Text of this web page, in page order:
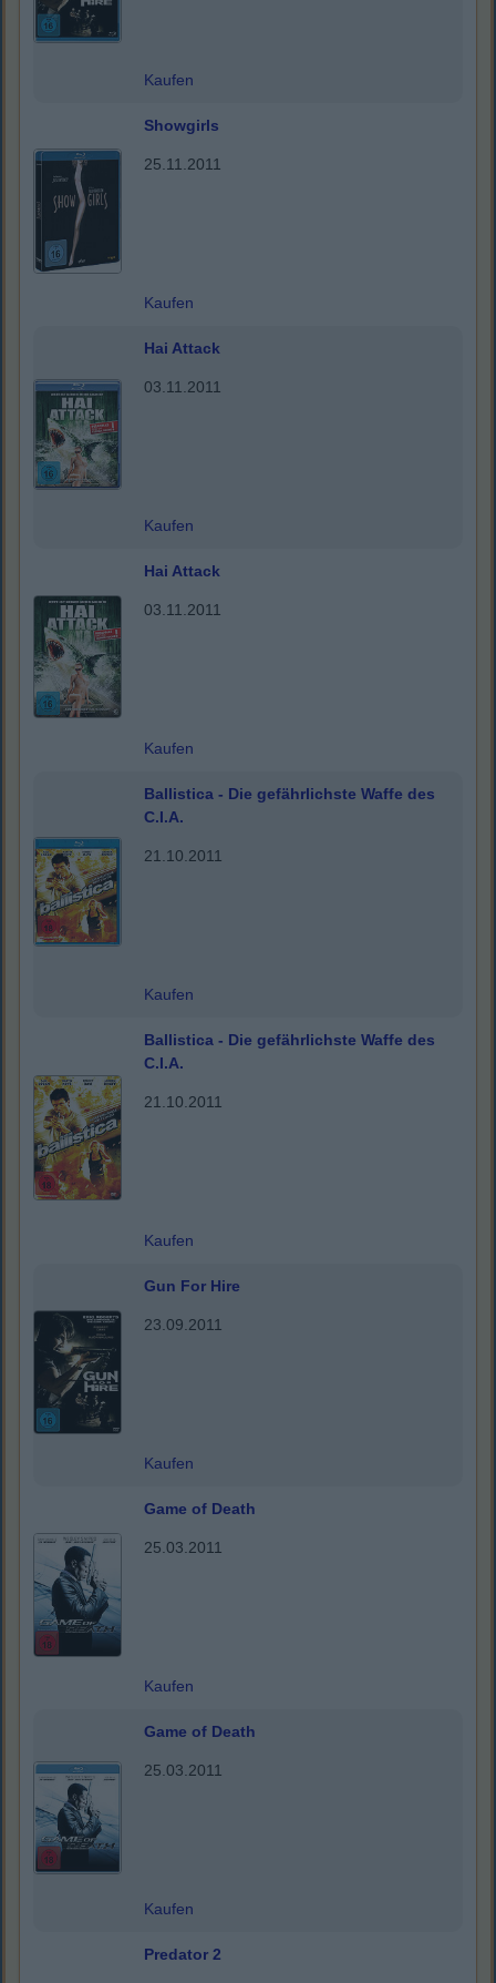
Kaufen
Showgirls
25.11.2011
Kaufen
Hai Attack
03.11.2011
Kaufen
Hai Attack
03.11.2011
Kaufen
Ballistica - Die gefährlichste Waffe des
C.I.A.
21.10.2011
Kaufen
Ballistica - Die gefährlichste Waffe des
C.I.A.
21.10.2011
Kaufen
Gun For Hire
23.09.2011
Kaufen
Game of Death
25.03.2011
Kaufen
Game of Death
25.03.2011
Kaufen
Predator 2